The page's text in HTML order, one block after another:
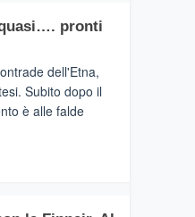
quasi…. pronti
dell'Etna,
Subito dopo il
è alle falde